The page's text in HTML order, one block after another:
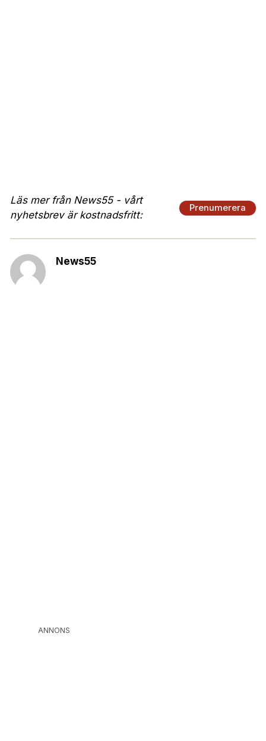
Läs mer från News55 - vårt
nyhetsbrev är kostnadsfritt:
Prenumerera
News55
ANNONS